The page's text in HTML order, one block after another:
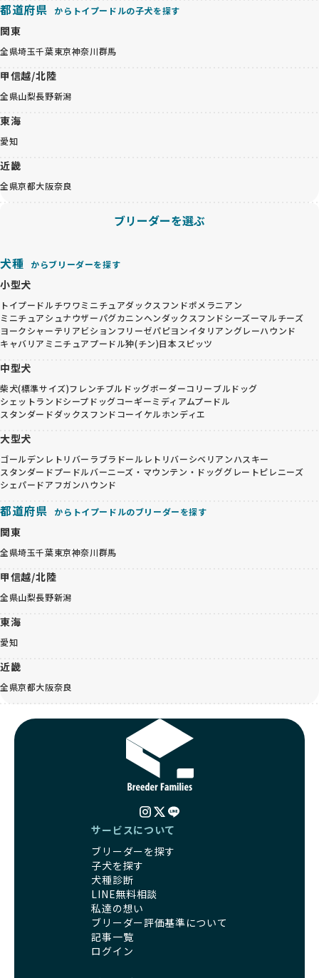
都道府県 からトイプードルの子犬を探す
関東
全県埼玉千葉東京神奈川群馬
甲信越/北陸
全県山梨長野新潟
東海
愛知
近畿
全県京都大阪奈良
ブリーダーを選ぶ
犬種 からブリーダーを探す
小型犬
トイプードルチワワミニチュアダックスフンドポメラニアン
ミニチュアシュナウザーパグカニンヘンダックスフンドシーズーマルチーズ
ヨークシャーテリアビションフリーゼパピヨンイタリアングレーハウンド
キャバリア ミニチュアプードル狆(チン)日本スピッツ
中型犬
柴犬(標準サイズ)フレンチブルドッグボーダーコリーブルドッグ
シェットランドシープドッグコーギーミディアムプードル
スタンダードダックスフンドコーイケルホンディエ
大型犬
ゴールデンレトリバー ラブラドールレトリバーシベリアンハスキー
スタンダードプードルバーニーズ・マウンテン・ドッググレートピレニーズ
シェパードアフガンハウンド
都道府県 からトイプードルのブリーダーを探す
関東
全県埼玉千葉東京神奈川群馬
甲信越/北陸
全県山梨長野新潟
東海
愛知
近畿
全県京都大阪奈良
サービスについて
ブリーダーを探す
子犬を探す
犬種診断
LINE無料相談
私達の想い
ブリーダー評価基準について
記事一覧
ログイン